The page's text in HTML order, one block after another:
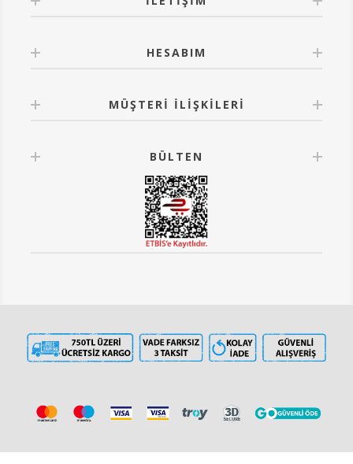
HESABIM
MÜŞTERI İLIŞKILERI
BÜLTEN